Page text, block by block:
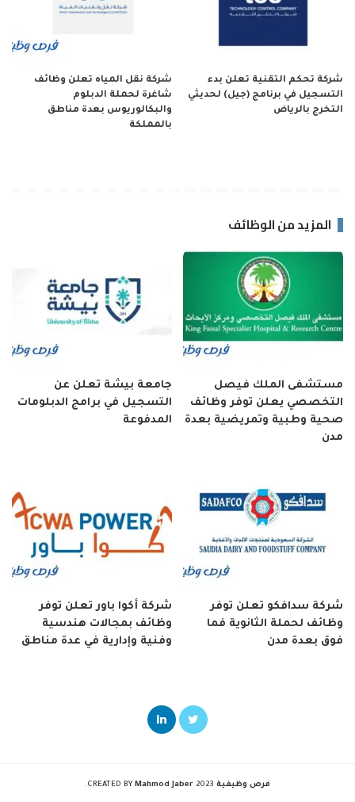
شركة تحكم التقنية تعلن بدء
التسجيل في برنامج (جيل) لحديثي
التخرج بالرياض
شركة نقل المياه تعلن وظائف
شاغرة لحملة الدبلوم
والبكالوريوس بعدة مناطق
بالمملكة
المزيد من الوظائف
مستشفى الملك فيصل
التخصصي يعلن توفر وظائف
صحية وطبية وتمريضية بعدة
مدن
جامعة بيشة تعلن عن
التسجيل في برامج الدبلومات
المدفوعة
شركة سدافكو تعلن توفر
وظائف لحملة الثانوية فما
فوق بعدة مدن
شركة أكوا باور تعلن توفر
وظائف بمجالات هندسية
وفنية وإدارية في عدة مناطق
فرص وظيفية 2023 CREATED BY
Mahmod Jaber
.